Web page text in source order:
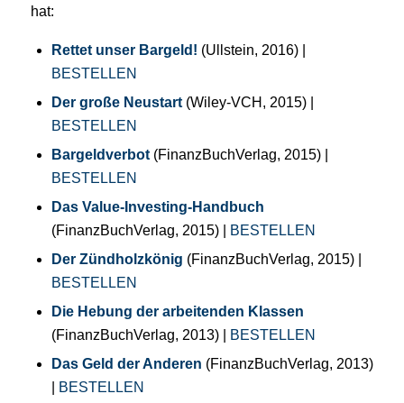
hat:
Rettet unser Bargeld! (Ullstein, 2016) |
BESTELLEN
Der große Neustart(Wiley-VCH, 2015) |
BESTELLEN
Bargeldverbot(FinanzBuchVerlag, 2015) |
BESTELLEN
Das Value-Investing-Handbuch
(FinanzBuchVerlag, 2015) |
BESTELLEN
Der Zündholzkönig (FinanzBuchVerlag, 2015) |
BESTELLEN
Die Hebung der arbeitenden Klassen
(FinanzBuchVerlag, 2013) |
BESTELLEN
Das Geld der Anderen (FinanzBuchVerlag, 2013)
BESTELLEN